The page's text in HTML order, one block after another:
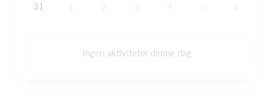
31
Ingen aktiviteter denne dag